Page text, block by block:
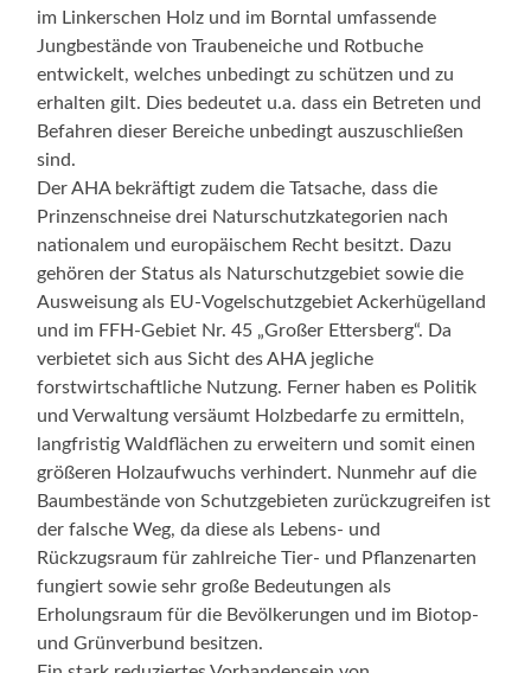
im Linkerschen Holz und im Borntal umfassende
Jungbestände von Traubeneiche und Rotbuche
entwickelt, welches unbedingt zu schützen und zu
erhalten gilt. Dies bedeutet u.a. dass ein Betreten und
Befahren dieser Bereiche unbedingt auszuschließen
sind.
Der AHA bekräftigt zudem die Tatsache, dass die
Prinzenschneise drei Naturschutzkategorien nach
nationalem und europäischem Recht besitzt. Dazu
gehören der Status als Naturschutzgebiet sowie die
Ausweisung als EU-Vogelschutzgebiet Ackerhügelland
und im FFH-Gebiet Nr. 45 „Großer Ettersberg“. Da
verbietet sich aus Sicht des AHA jegliche
forstwirtschaftliche Nutzung. Ferner haben es Politik
und Verwaltung versäumt Holzbedarfe zu ermitteln,
langfristig Waldflächen zu erweitern und somit einen
größeren Holzaufwuchs verhindert. Nunmehr auf die
Baumbestände von Schutzgebieten zurückzugreifen ist
der falsche Weg, da diese als Lebens- und
Rückzugsraum für zahlreiche Tier- und Pflanzenarten
fungiert sowie sehr große Bedeutungen als
Erholungsraum für die Bevölkerungen und im Biotop-
und Grünverbund besitzen.